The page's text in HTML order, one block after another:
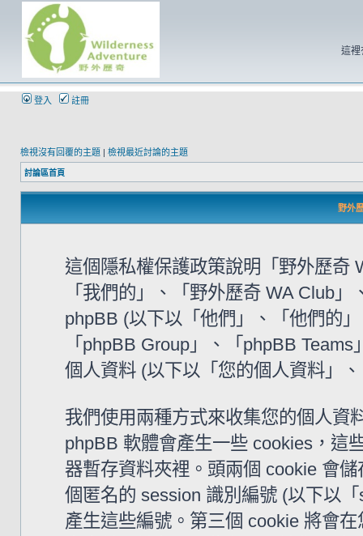
這裡
登入 註冊
檢視沒有回覆的主題 | 檢視最近討論的主題
討論區首頁
野外
這個隱私權保護政策說明「野外歷奇
「我們的」、「野外歷奇 WA Club
phpBB (以下以「他們」、「他們的
「phpBB Group」、「phpBB
個人資料 (以下以「您的個人資料」
我們使用兩種方式來收集您的個人資
phpBB 軟體會產生一些 cookies，這
器暫存資料夾裡。頭兩個 cookie 會
個匿名的 session 識別編號 (以下以
產生這些編號。第三個 cookie 將會